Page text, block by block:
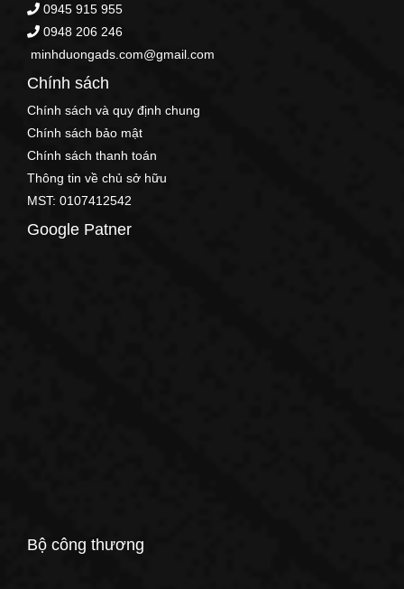
0945 915 955
0948 206 246
minhduongads.com@gmail.com
Chính sách
Chính sách và quy định chung
Chính sách bảo mật
Chính sách thanh toán
Thông tin về chủ sở hữu
MST: 0107412542
Google Patner
Bộ công thương